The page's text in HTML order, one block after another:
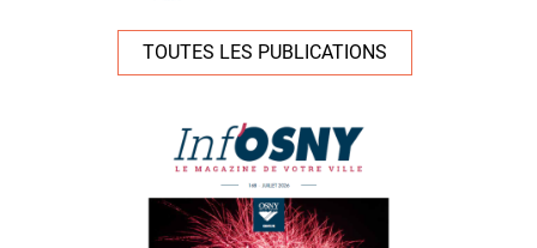
TOUTES LES PUBLICATIONS